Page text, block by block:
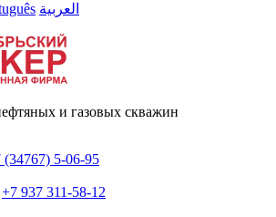
العربية
и газовых скважин
(34767) 5-06-95
+7 937 311-58-12